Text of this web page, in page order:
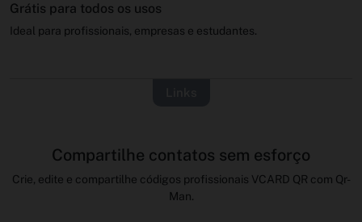
Grátis para todos os usos
Ideal para profissionais, empresas e estudantes.
Compartilhe contatos sem esforço
Crie, edite e compartilhe códigos profissionais VCARD QR com Qr-
Man.